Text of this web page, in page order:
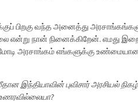
பிறகு வந்த அனைத்து
என்று நான் நினைக்கிறேன். எமது
மோடி அரசாங்கம் எங்களுக்கு
இந்தியாவின் புவிசார் அரசியல்